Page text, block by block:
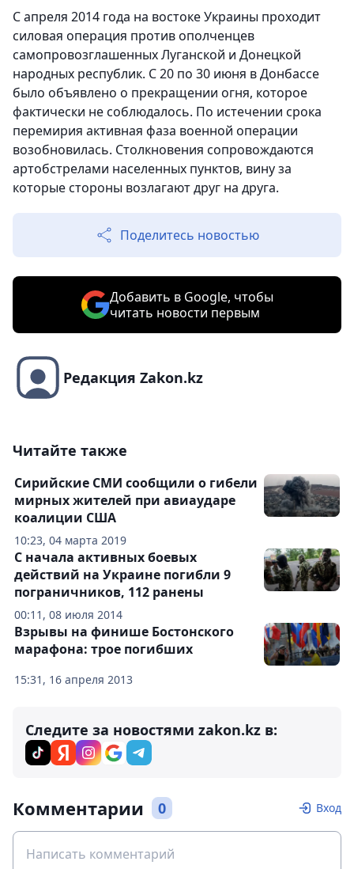
С апреля 2014 года на востоке Украины проходит
силовая операция против ополченцев
самопровозглашенных Луганской и Донецкой
народных республик. С 20 по 30 июня в Донбассе
было объявлено о прекращении огня, которое
фактически не соблюдалось. По истечении срока
перемирия активная фаза военной операции
возобновилась. Столкновения сопровождаются
артобстрелами населенных пунктов, вину за
которые стороны возлагают друг на друга.
Поделитесь новостью
Добавить в Google, чтобы
читать новости первым
Редакция Zakon.kz
Читайте также
10:23, 04 марта 2019
Сирийские СМИ сообщили о гибели
мирных жителей при авиаударе
коалиции США
00:11, 08 июля 2014
С начала активных боевых
действий на Украине погибли 9
пограничников, 112 ранены
15:31, 16 апреля 2013
Взрывы на финише Бостонского
марафона: трое погибших
Следите за новостями zakon.kz в:
Комментарии 0 Вход